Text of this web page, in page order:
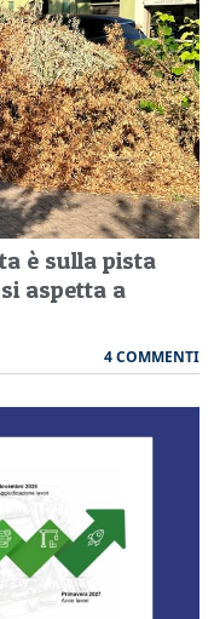
è sulla pista
aspetta a
4 COMMENTI